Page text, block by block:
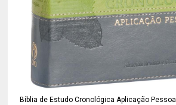
Bíblia de Estudo Cronológica Aplicação Pessoal